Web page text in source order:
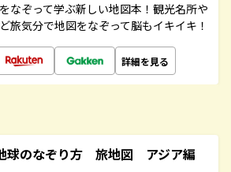
なぞって学ぶ新しい地図本！観光名所や
旅気分で地図をなぞって脳もイキイキ！
詳細を見る
球のなぞり方 旅地図 アジア編